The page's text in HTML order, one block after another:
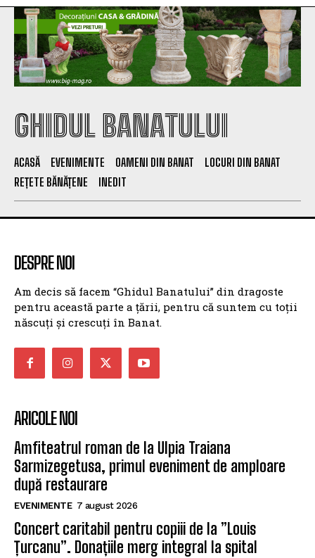
GHIDUL BANATULUI
ACASĂ EVENIMENTE OAMENI DIN BANAT
LOCURI DIN BANAT
REȚETE BĂNĂȚENE
INEDIT
DESPRE NOI
Am decis să facem “Ghidul Banatului” din dragoste
pentru această parte a țării, pentru că suntem cu toții
născuți și crescuți în Banat.
ARICOLE NOI
Amfiteatrul roman de la Ulpia Traiana
Sarmizegetusa, primul eveniment de amploare
după restaurare
EVENIMENTE 7 august 2026
Concert caritabil pentru copiii de la ”Louis
Țurcanu”. Donațiile merg integral la spital